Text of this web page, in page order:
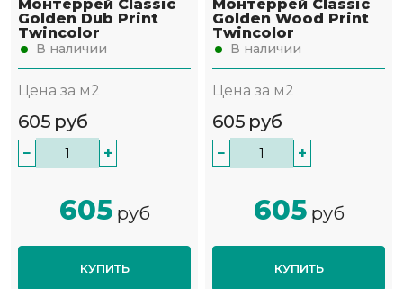
Монтеррей Classic
Golden Dub Print
Twincolor
В наличии
Цена за м2
605 руб
− +
605руб
КУПИТЬ
Монтеррей Classic
Golden Wood Print
Twincolor
В наличии
Цена за м2
605 руб
− +
605руб
КУПИТЬ